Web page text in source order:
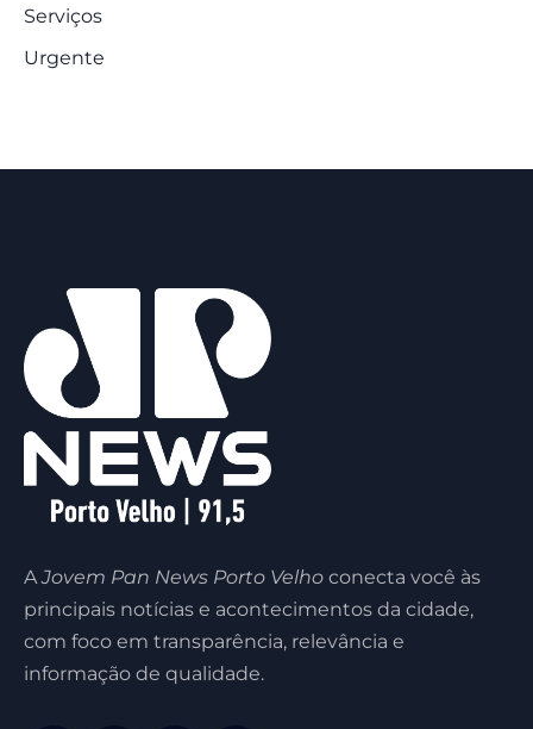
Serviços
Urgente
AJovem Pan News Porto Velho conecta você às
principais notícias e acontecimentos da cidade,
com foco em transparência, relevância e
informação de qualidade.